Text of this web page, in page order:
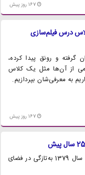
167 روز پیش
که کلاس درس فیلم‌سازی
و رونق پیدا کرده،
کمی از آن‌ها مثل یک کلاس
به معرفی‌شان بپردازیم.
167 روز پیش
ویدئویی قدیمی از کنسرت گروه گروه آریان در سال 1379 به‌تازگی در فضای